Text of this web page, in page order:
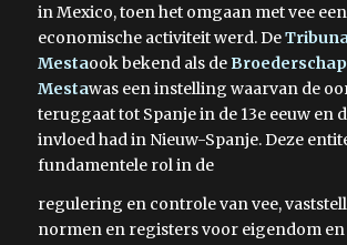
in Mexico, toen het omgaan met vee
economische activiteit werd. De
Mestaook bekend als de
Mestawas een instelling waarvan de
teruggaat tot Spanje in de 13e eeuw en
invloed had in Nieuw-Spanje. Deze
fundamentele rol in de
regulering en controle van vee,
normen en registers voor eigendom en